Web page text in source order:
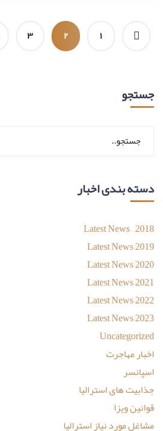
۱ ۲ ۳
جستجو
دسته بندی اخبار
Latest News – 2018
Latest News 2019
Latest News 2020
Latest News 2021
Latest News 2022
Latest News 2023
Uncategorized
اخبار مهاجرت
اسپانسر
جذابیت های استرالیا
قوانین ویزا
مشاغل مورد نیاز استرالیا